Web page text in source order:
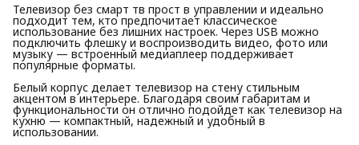
Телевизор без смарт тв прост в управлении и идеально
подходит тем, кто предпочитает классическое
использование без лишних настроек. Через USB можно
подключить флешку и воспроизводить видео, фото или
музыку — встроенный медиаплеер поддерживает
популярные форматы.
Белый корпус делает телевизор на стену стильным
акцентом в интерьере. Благодаря своим габаритам и
функциональности он отлично подойдет как телевизор на
кухню — компактный, надежный и удобный в
использовании.